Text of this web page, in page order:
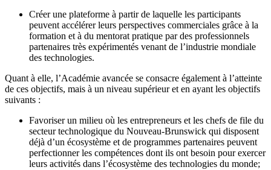
Créer une plateforme à partir de laquelle les participants
peuvent accélérer leurs perspectives commerciales grâce à la
formation et à du mentorat pratique par des professionnels
partenaires très expérimentés venant de l’industrie mondiale
des technologies.
Quant à elle, l’Académie avancée se consacre également à l’atteinte
de ces objectifs, mais à un niveau supérieur et en ayant les objectifs
suivants :
Favoriser un milieu où les entrepreneurs et les chefs de file du
secteur technologique du Nouveau-Brunswick qui disposent
déjà d’un écosystème et de programmes partenaires peuvent
perfectionner les compétences dont ils ont besoin pour exercer
leurs activités dans l’écosystème des technologies du monde;